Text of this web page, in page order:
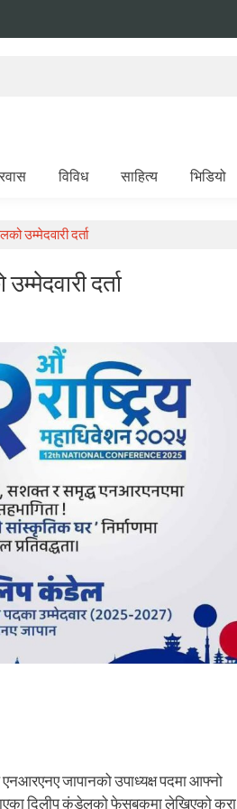
विविध साहित्य भिडियो
उम्मेदवारी दर्ता
दर्ता
जापानको उपाध्यक्ष पदमा आफ्नो
दिलीप कंडेलको फेसबुकमा लेखिएको कुरा